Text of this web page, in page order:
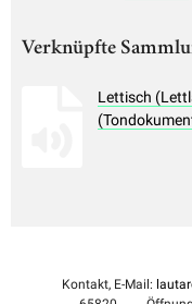
Verknüpfte
Lettisch
Kontakt, E-Mail: